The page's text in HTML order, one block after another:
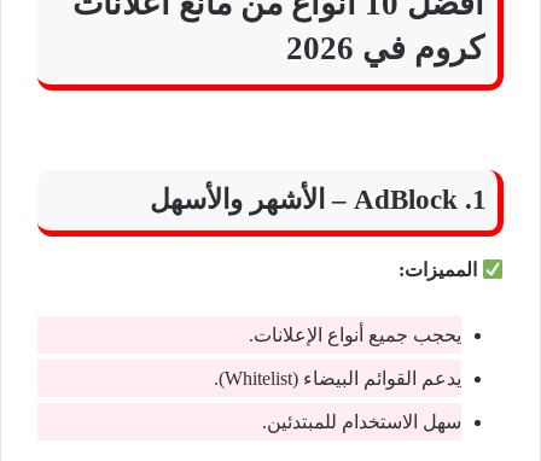
كروم في 2026
1. AdBlock – الأشهر والأسهل
المميزات:
يحجب جميع أنواع الإعلانات.
يدعم القوائم البيضاء (Whitelist).
سهل الاستخدام للمبتدئين.